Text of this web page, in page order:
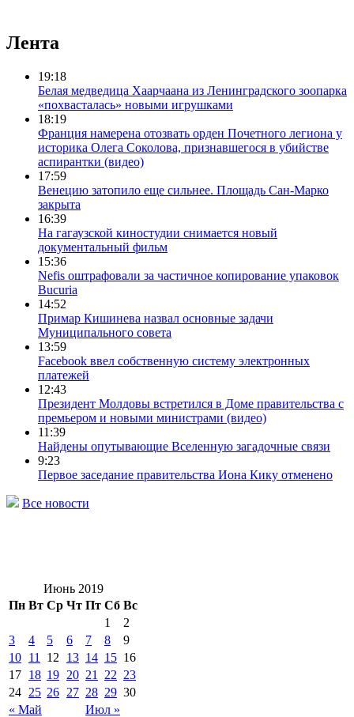
Лента
19:18
Белая медведица Хаарчаана из Ленинградского зоопарка
«похвасталась» новыми игрушками
18:19
Франция намерена отозвать орден Почетного легиона у
историка Олега Соколова, признавшегося в убийстве
аспирантки (видео)
17:59
Венецию затопило еще сильнее. Площадь Сан-Марко
закрыта
16:39
На гагаузской киностудии снимается новый
документальный фильм
15:36
Nefis оштрафовали за частичное копирование упаковок
Bucuria
14:52
Примар Кишинева назвал основные задачи
Муниципального совета
13:59
Facebook ввел собственную систему электронных
платежей
12:43
Президент Молдовы встретился в Доме правительства с
премьером и новыми министрами (видео)
11:39
Найдены опутывающие Вселенную загадочные связи
9:23
Первое заседание правительства Иона Кику отменено
Все новости
Июнь 2019
Пн Вт Ср Чт Пт Сб Вс
« Май Июл »
1
2
3
4 5 6 7 8
9
10 11 12 13 14 15 16
17 18 19 20 21 22 23
24 25 26 27 28 29 30